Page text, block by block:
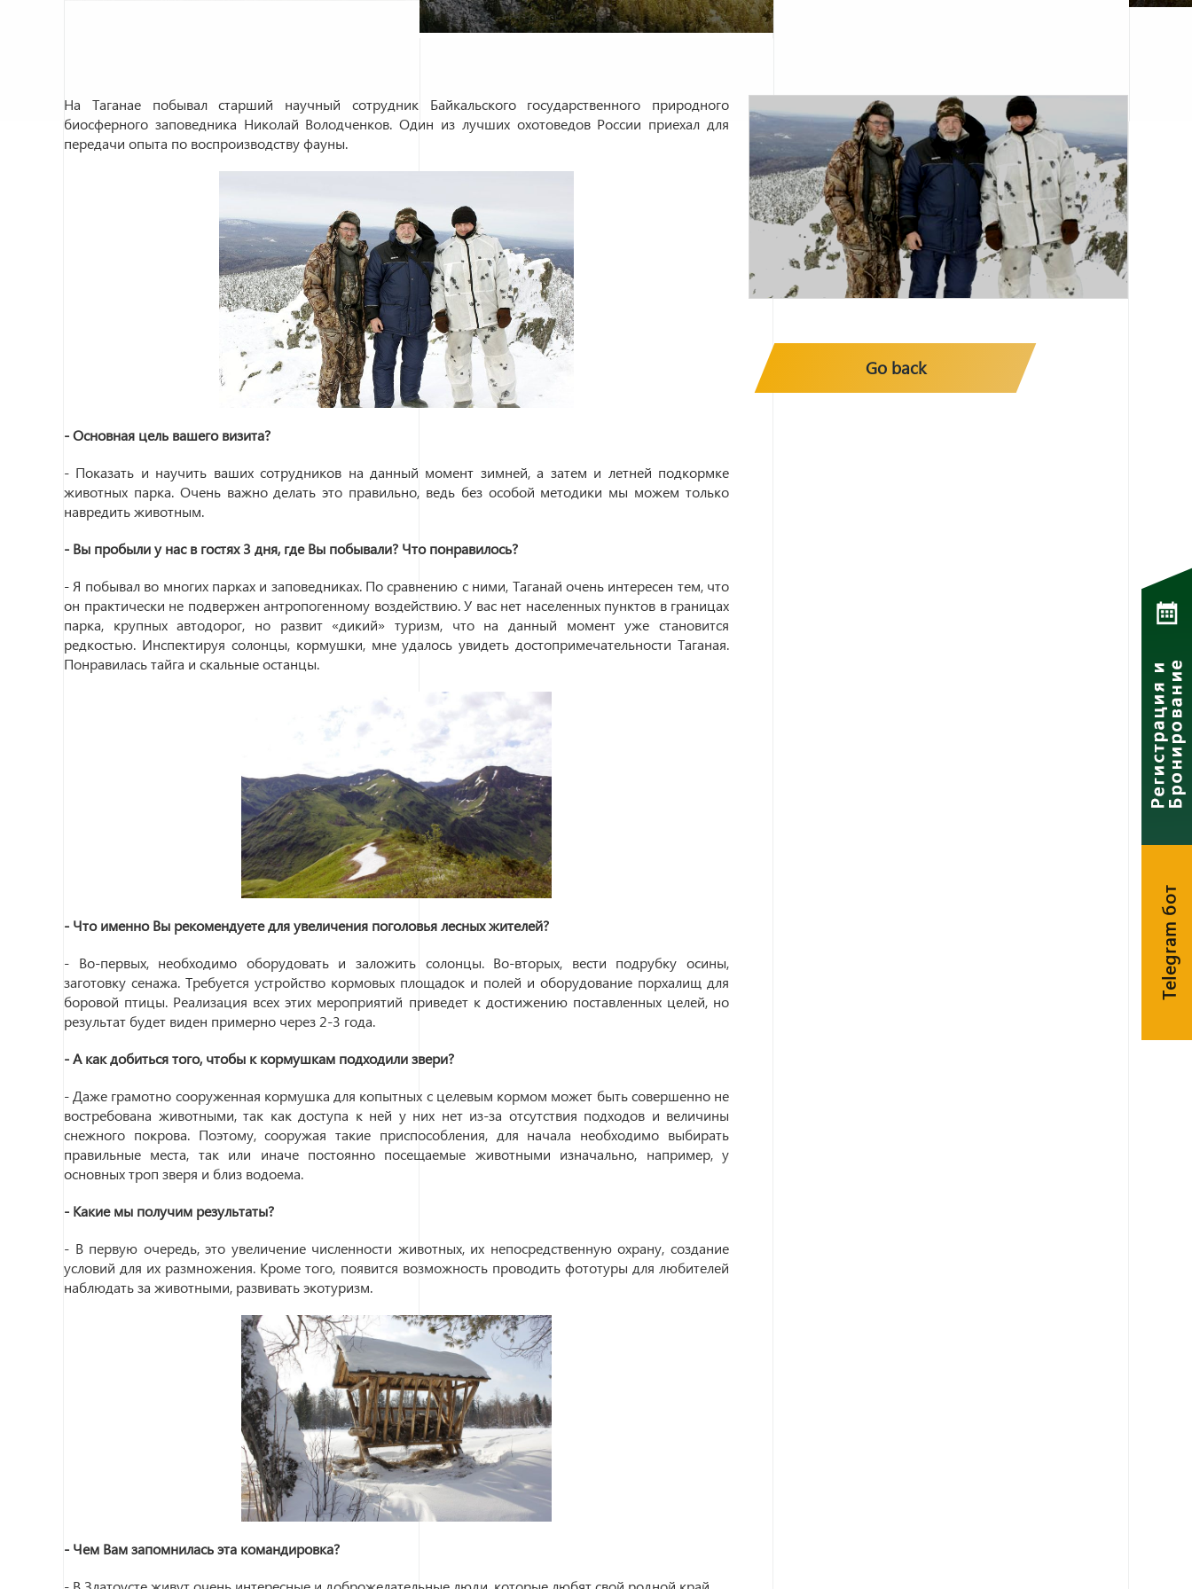
На Таганае побывал старший научный сотрудник Байкальского государственного природного
биосферного заповедника Николай Володченков. Один из лучших охотоведов России приехал для
передачи опыта по воспроизводству фауны.
- Основная цель вашего визита?
- Показать и научить ваших сотрудников на данный момент зимней, а затем и летней подкормке
животных парка. Очень важно делать это правильно, ведь без особой методики мы можем только
навредить животным.
- Вы пробыли у нас в гостях 3 дня, где Вы побывали? Что понравилось?
- Я побывал во многих парках и заповедниках. По сравнению с ними, Таганай очень интересен тем, что
он практически не подвержен антропогенному воздействию. У вас нет населенных пунктов в границах
парка, крупных автодорог, но развит «дикий» туризм, что на данный момент уже становится
редкостью. Инспектируя солонцы, кормушки, мне удалось увидеть достопримечательности Таганая.
Понравилась тайга и скальные останцы.
- Что именно Вы рекомендуете для увеличения поголовья лесных жителей?
- Во-первых, необходимо оборудовать и заложить солонцы. Во-вторых, вести подрубку осины,
заготовку сенажа. Требуется устройство кормовых площадок и полей и оборудование порхалищ для
боровой птицы. Реализация всех этих мероприятий приведет к достижению поставленных целей, но
результат будет виден примерно через 2-3 года.
- А как добиться того, чтобы к кормушкам подходили звери?
- Даже грамотно сооруженная кормушка для копытных с целевым кормом может быть совершенно не
востребована животными, так как доступа к ней у них нет из-за отсутствия подходов и величины
снежного покрова. Поэтому, сооружая такие приспособления, для начала необходимо выбирать
правильные места, так или иначе постоянно посещаемые животными изначально, например, у
основных троп зверя и близ водоема.
- Какие мы получим результаты?
- В первую очередь, это увеличение численности животных, их непосредственную охрану, создание
условий для их размножения. Кроме того, появится возможность проводить фототуры для любителей
наблюдать за животными, развивать экотуризм.
- Чем Вам запомнилась эта командировка?
Go back
Telegram бот